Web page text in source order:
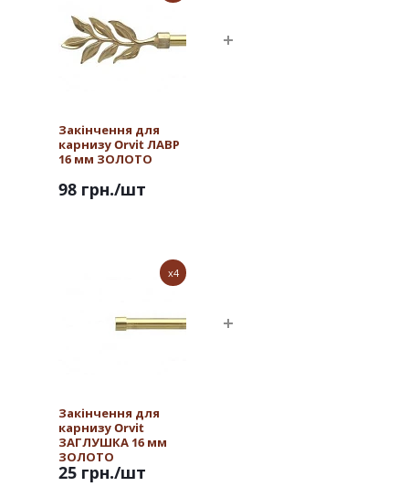
Закінчення для
карнизу Orvit ЛАВР
16 мм ЗОЛОТО
98 грн./шт
x4
Закінчення для
карнизу Orvit
ЗАГЛУШКА 16 мм
ЗОЛОТО
25 грн./шт